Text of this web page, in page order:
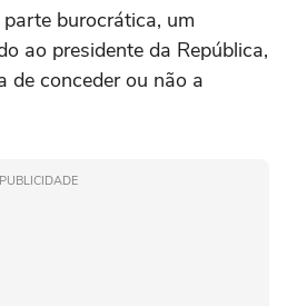
burocrática, um
ao presidente da República,
de conceder ou não a
PUBLICIDADE